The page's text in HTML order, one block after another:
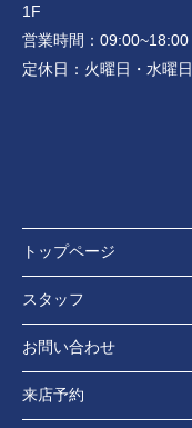
1F
営業時間： 09:00~18:00
定休日： 火曜日・水曜日
トップページ
スタッフ
お問い合わせ
来店予約